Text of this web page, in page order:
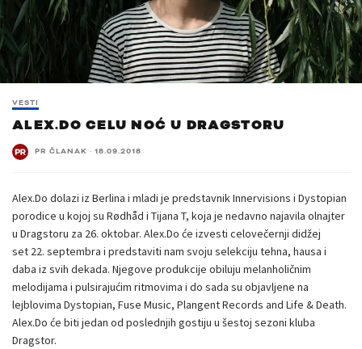
VESTI
ALEX.DO CELU NOĆ U DRAGSTORU
PR ČLANAK · 18.09.2018
Alex.Do dolazi iz Berlina i mladi je predstavnik Innervisions i Dystopian
porodice u kojoj su Rødhåd i Tijana T, koja je nedavno najavila olnajter
u Dragstoru za 26. oktobar. Alex.Do će izvesti celovečernji didžej
set 22. septembra i predstaviti nam svoju selekciju tehna, hausa i
daba iz svih dekada. Njegove produkcije obiluju melanholičnim
melodijama i pulsirajućim ritmovima i do sada su objavljene na
lejblovima Dystopian, Fuse Music, Plangent Records and Life & Death.
Alex.Do će biti jedan od poslednjih gostiju u šestoj sezoni kluba
Dragstor.